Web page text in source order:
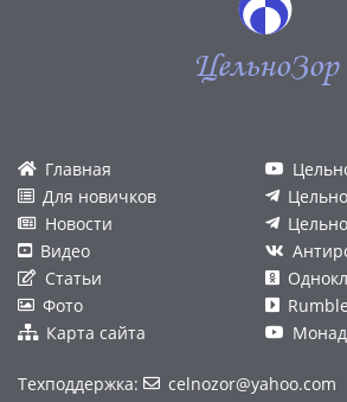
ЦельноЗор
Главная
Для новичков
Новости
Видео
Статьи
Фото
Карта сайта
Rumble
Техподдержка: celnozor@yahoo.com